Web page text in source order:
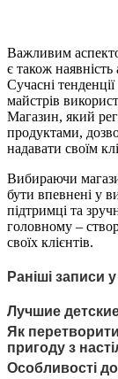
Важливим
є також
Сучасні
майстрів
Магазин, який
продуктами,
надавати своїм
Вибираючи
бути впевнені у
підтримці та
головному –
своїх клієнтів.
Раніші записи у
Лучшие
Як
пригоду з
Особливості